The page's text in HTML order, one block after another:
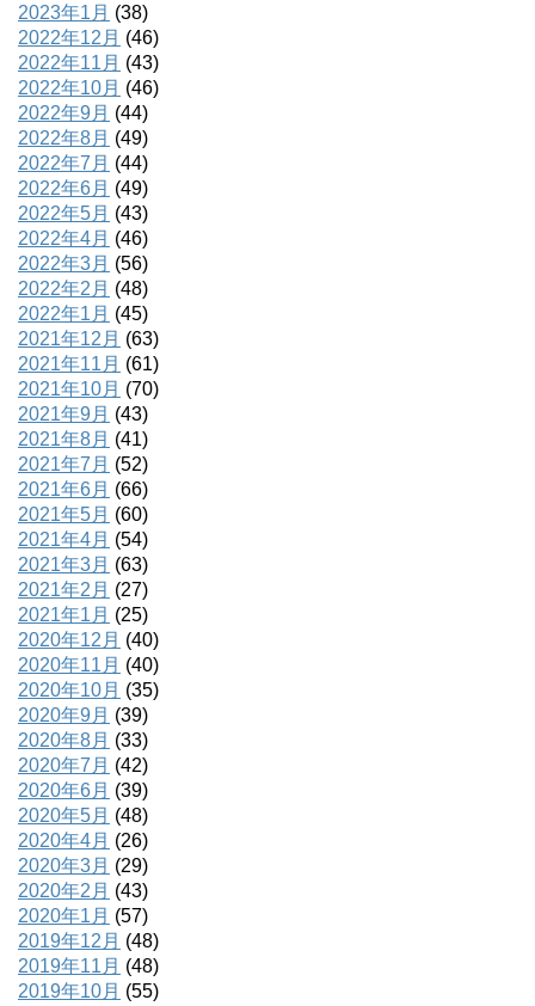
2023年1月 (38)
2022年12月 (46)
2022年11月 (43)
2022年10月 (46)
2022年9月 (44)
2022年8月 (49)
2022年7月 (44)
2022年6月 (49)
2022年5月 (43)
2022年4月 (46)
2022年3月 (56)
2022年2月 (48)
2022年1月 (45)
2021年12月 (63)
2021年11月 (61)
2021年10月 (70)
2021年9月 (43)
2021年8月 (41)
2021年7月 (52)
2021年6月 (66)
2021年5月 (60)
2021年4月 (54)
2021年3月 (63)
2021年2月 (27)
2021年1月 (25)
2020年12月 (40)
2020年11月 (40)
2020年10月 (35)
2020年9月 (39)
2020年8月 (33)
2020年7月 (42)
2020年6月 (39)
2020年5月 (48)
2020年4月 (26)
2020年3月 (29)
2020年2月 (43)
2020年1月 (57)
2019年12月 (48)
2019年11月 (48)
2019年10月 (55)